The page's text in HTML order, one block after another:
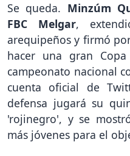
Se queda. Minzúm
FBC Melgar,
arequipeños y firmó
hacer una gran
campeonato nacional
cuenta oficial de
defensa jugará su
'rojinegro', y se
más jóvenes para el